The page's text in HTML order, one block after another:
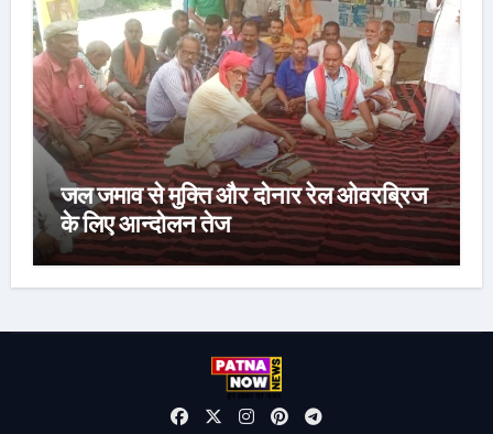
जल जमाव से मुक्ति और दोनार रेल ओवरब्रिज
के लिए आन्दोलन तेज